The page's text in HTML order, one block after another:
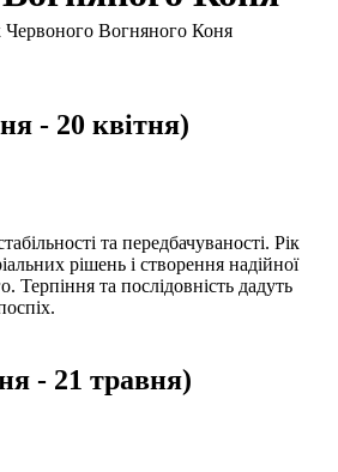
- 20 квітня)
та передбачуваності. Рік
рішень і створення надійної
Терпіння та послідовність дадуть
- 21 травня)